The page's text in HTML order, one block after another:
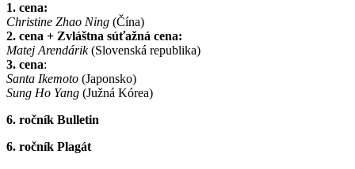
1. cena:
Christine Zhao Ning (Čína)
2. cena + Zvláštna súťažná cena:
Matej Arendárik(Slovenská republika)
3. cena:
Santa Ikemoto (Japonsko)
Sung Ho Yang (Južná Kórea)
6. ročník Bulletin
6. ročník Plagát